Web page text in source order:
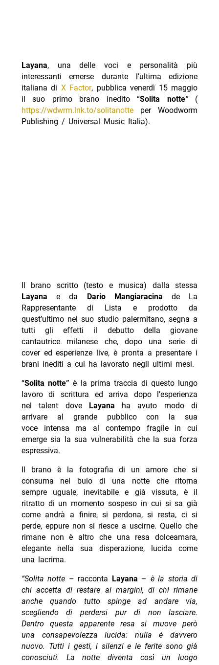
Layana, una delle voci e personalità più
interessanti emerse durante l’ultima edizione
italiana di X Factor, pubblica venerdì 15 maggio
il suo primo brano inedito “Solita notte”(
https://wdwrm.lnk.to/solitanotteper Woodworm
Publishing / Universal Music Italia).
Il brano scritto (testo e musica) dalla stessa
Layana e da Dario Mangiaracina de La
Rappresentante di Lista e prodotto da
quest’ultimo nel suo studio palermitano, segna a
tutti gli effetti il debutto della giovane
cantautrice milanese che, dopo una serie di
cover ed esperienze live, è pronta a presentare i
brani inediti a cui ha lavorato negli ultimi mesi.
“Solita notte” è la prima traccia di questo lungo
lavoro di scrittura ed arriva dopo l’esperienza
nel talent dove
Layana ha avuto modo di
arrivare al grande pubblico con la sua
voce intensa ma al contempo fragile in cui
emerge sia la sua vulnerabilità che la sua forza
espressiva.
Il brano è la fotografia di un amore che si
consuma nel buio di una notte che ritorna
sempre uguale, inevitabile e già vissuta, è il
ritratto di un momento sospeso in cui si sa già
come andrà a finire, si perdona, si resta, ci si
perde, eppure non si riesce a uscirne. Quello che
rimane non è altro che una resa dolceamara,
elegante nella sua disperazione, lucida come
una lacrima.
“Solita notte – racconta Layana – è la storia di
chi accetta di restare ai margini, di chi rimane
anche quando tutto spinge ad andare via,
scegliendo di perdersi pur di non lasciare.
Dentro questa apparente resa si muove però
una consapevolezza lucida: nulla è davvero
nuovo. Tutti i gesti, i silenzi e le ferite sono già
conosciuti. La notte diventa così un luogo